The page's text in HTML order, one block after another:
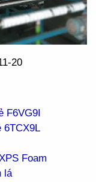
20
F6VG9I
6TCX9L
Foam
lá